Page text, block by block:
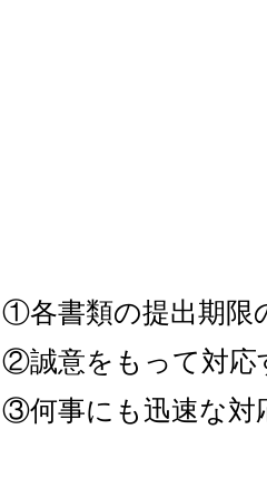
①各書類の提出期限
②誠意をもって対応
③何事にも迅速な対